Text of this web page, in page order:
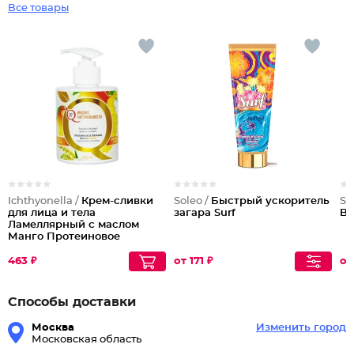
Все товары
Ichthyonella / Крем-сливки
для лица и тела
Ламеллярный с маслом
Манго Протеиновое
463 ₽
Soleo / Быстрый ускоритель
загара Surf
от 171 ₽
Способы доставки
Москва
Московская область
Изменить город